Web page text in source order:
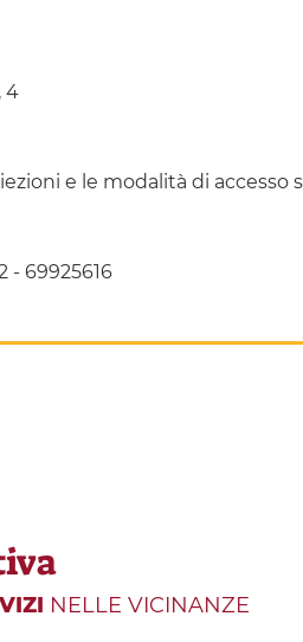
4
e le modalità di
- 69925616
NELLE VICINANZE